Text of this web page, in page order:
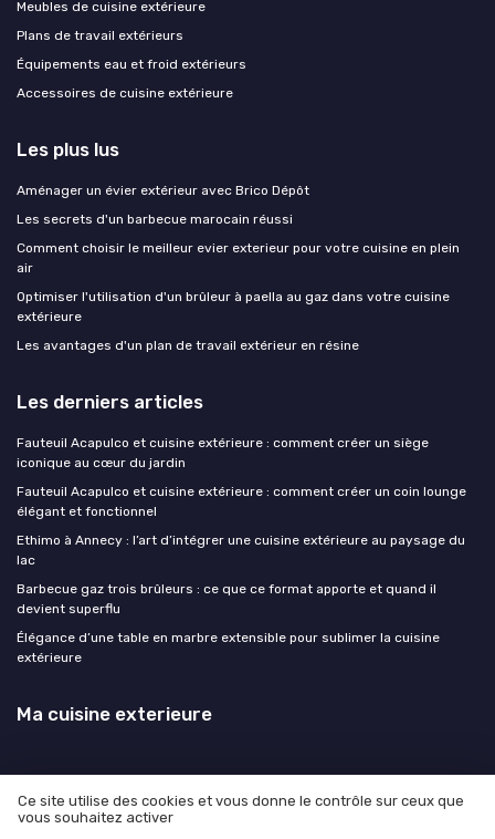
Meubles de cuisine extérieure
Plans de travail extérieurs
Équipements eau et froid extérieurs
Accessoires de cuisine extérieure
Les plus lus
Aménager un évier extérieur avec Brico Dépôt
Les secrets d'un barbecue marocain réussi
Comment choisir le meilleur evier exterieur pour votre cuisine en plein
air
Optimiser l'utilisation d'un brûleur à paella au gaz dans votre cuisine
extérieure
Les avantages d'un plan de travail extérieur en résine
Les derniers articles
Fauteuil Acapulco et cuisine extérieure : comment créer un siège
iconique au cœur du jardin
Fauteuil Acapulco et cuisine extérieure : comment créer un coin lounge
élégant et fonctionnel
Ethimo à Annecy : l’art d’intégrer une cuisine extérieure au paysage du
lac
Barbecue gaz trois brûleurs : ce que ce format apporte et quand il
devient superflu
Élégance d’une table en marbre extensible pour sublimer la cuisine
extérieure
Ma cuisine exterieure
Mentions légales
Ce site utilise des cookies et vous donne le contrôle sur ceux que
vous souhaitez activer